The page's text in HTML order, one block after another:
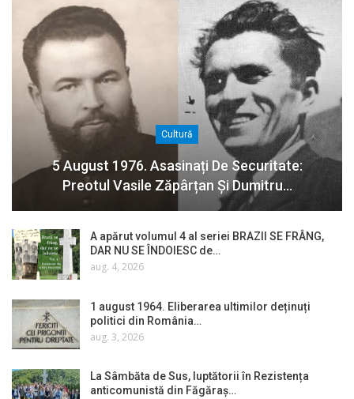
Cultură
5 August 1976. Asasinați De Securitate:
Preotul Vasile Zăpârțan Și Dumitru…
A apărut volumul 4 al seriei BRAZII SE FRÂNG,
DAR NU SE ÎNDOIESC de…
aug. 4, 2026
1 august 1964. Eliberarea ultimilor deținuți
politici din România…
aug. 3, 2026
La Sâmbăta de Sus, luptătorii în Rezistența
anticomunistă din Făgăraș…